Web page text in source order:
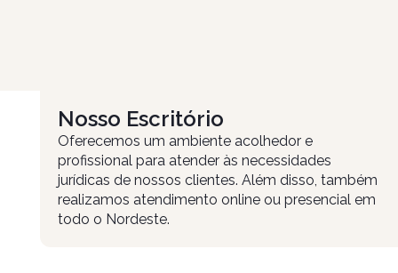
Nosso Escritório
Oferecemos um ambiente acolhedor e
profissional para atender às necessidades
jurídicas de nossos clientes. Além disso, também
realizamos atendimento online ou presencial em
todo o Nordeste.